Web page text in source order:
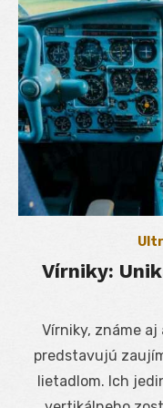
Vírniky:
Vírniky, známe aj
predstavujú
lietadlom. Ich